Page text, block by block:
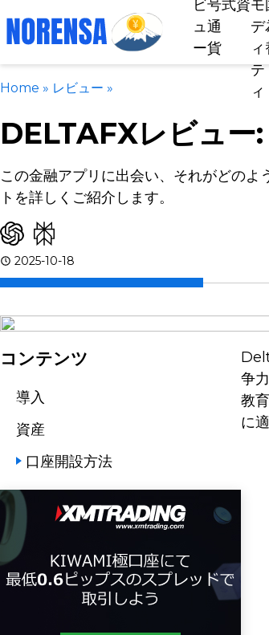
ビ
ュ
ー
号
通
貨
式資モ
デ
ィ
テ
ィ
Home » レビュー »
DELTAFXレビュー
この金融アプリに出会い、それがどの
トを詳しくご紹介します。
2025-10-18
コンテンツ
導入
資産
口座開設方法
争
教
に